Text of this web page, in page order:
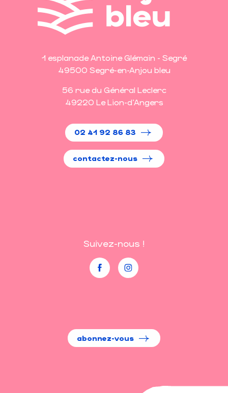
1 esplanade Antoine Glémain - Segré
49500 Segré-en-Anjou bleu
56 rue du Général Leclerc
49220 Le Lion-d'Angers
02 41 92 86 83
contactez-nous
Suivez-nous !
abonnez-vous